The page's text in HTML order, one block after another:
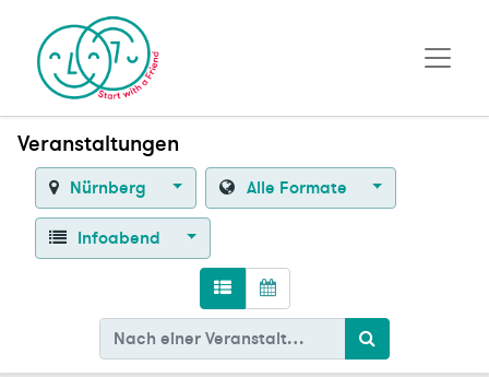
Veranstaltungen
Nürnberg Alle Formate
Infoabend